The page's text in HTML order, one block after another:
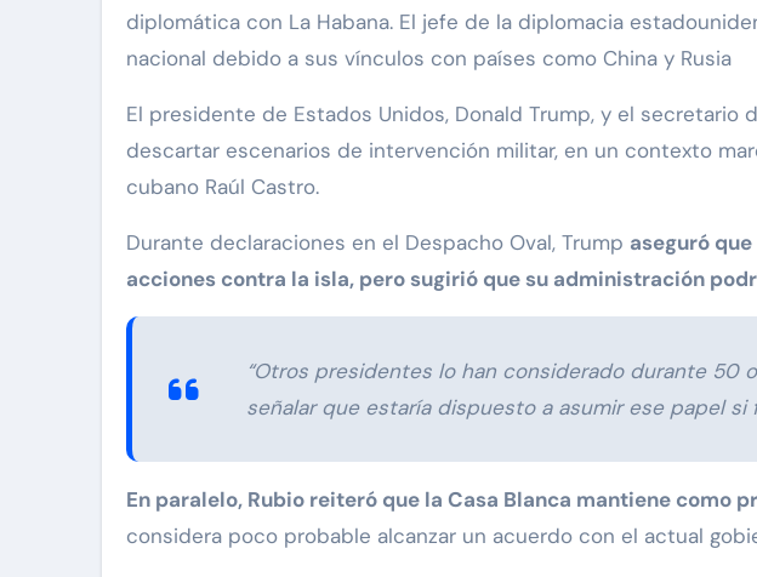
diplomática con La Habana. El jefe de la diplomacia
nacional debido a sus vínculos con países como China y Rusia
El presidente de Estados Unidos, Donald Trump, y el
descartar escenarios de intervención militar, en un contexto
cubano Raúl Castro.
Durante declaraciones en el Despacho Oval, Trump aseguró
acciones contra la isla, pero sugirió que su administración
“Otros presidentes lo han considerado durante 50
señalar que estaría dispuesto a asumir ese papel si
En paralelo, Rubio reiteró que la Casa Blanca mantiene como
considera poco probable alcanzar un acuerdo con el actual